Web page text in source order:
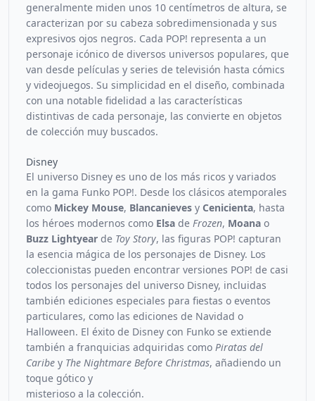
generalmente miden unos 10 centímetros de altura, se
caracterizan por su cabeza sobredimensionada y sus
expresivos ojos negros. Cada POP! representa a un
personaje icónico de diversos universos populares, que
van desde películas y series de televisión hasta cómics
y videojuegos. Su simplicidad en el diseño, combinada
con una notable fidelidad a las características
distintivas de cada personaje, las convierte en objetos
de colección muy buscados.
Disney
El universo Disney es uno de los más ricos y variados
en la gama Funko POP!. Desde los clásicos atemporales
como Mickey Mouse, Blancanieves y Cenicienta, hasta
los héroes modernos como Elsa de Frozen, Moana o
Buzz Lightyear de Toy Story, las figuras POP! capturan
la esencia mágica de los personajes de Disney. Los
coleccionistas pueden encontrar versiones POP! de casi
todos los personajes del universo Disney, incluidas
también ediciones especiales para fiestas o eventos
particulares, como las ediciones de Navidad o
Halloween. El éxito de Disney con Funko se extiende
también a franquicias adquiridas como Piratas del
Caribe y The Nightmare Before Christmas, añadiendo un
toque gótico y
misterioso a la colección.